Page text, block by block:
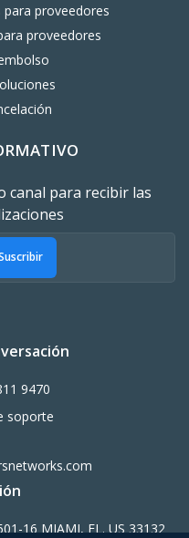
proveedores
proveedores
canal para recibir las
9470
soporte
16 MIAMI, FL. US 33132